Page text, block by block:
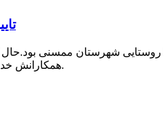
مدیریت اداره آبفا روستایی شهرستان
همکارانش خداحافظی کرد.مراسم تودیع و معارفه وی امروز برگزار گردید.